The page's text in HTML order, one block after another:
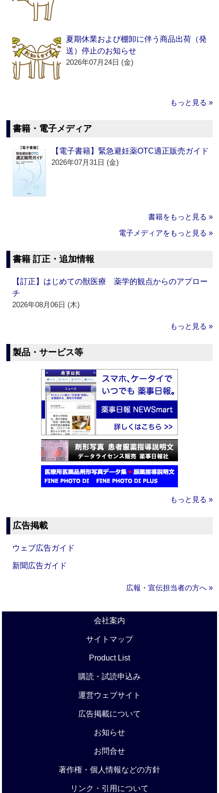
夏期休業および棚卸に伴う商品出荷（発
送）停止のお知らせ
2026年07月24日 (金)
もっと見る »
書籍・電子メディア
【電子書籍】緊急避妊薬OTC適正販売ガイド
2026年07月31日 (金)
書籍をもっと見る »
電子メディアをもっと見る »
書籍 訂正・追加情報
【訂正】はじめての獣医療 薬学的観点からのアプロー
チ
2026年08月06日 (木)
もっと見る »
製品・サービス等
もっと見る »
広告掲載
ウェブ広告ガイド
新聞広告ガイド
広報・宣伝担当者の方へ »
会社案内
サイトマップ
Product List
購読・試読申込み
運営ウェブサイト
広告掲載について
お知らせ
お問合せ
著作権・個人情報などの方針
リンク・引用について